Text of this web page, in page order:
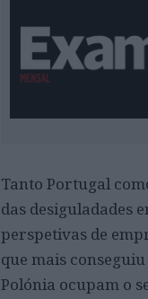
Tanto Portugal
das desiguladades
perspetivas de
que mais
Polónia ocupam o